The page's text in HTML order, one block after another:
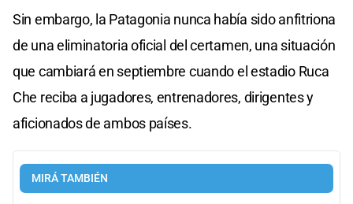
Sin embargo, la Patagonia nunca había sido anfitriona
de una eliminatoria oficial del certamen, una situación
que cambiará en septiembre cuando el estadio Ruca
Che reciba a jugadores, entrenadores, dirigentes y
aficionados de ambos países.
MIRÁ TAMBIÉN